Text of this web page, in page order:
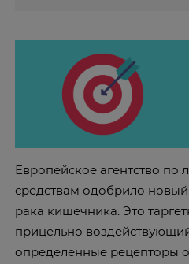
Европейское агентство по
средствам одобрило
рака кишечника. Это
прицельно
определенные рецепторы